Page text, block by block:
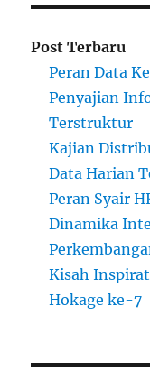
Post Terbaru
Peran Data
Penyajian
Terstruktur
Kajian
Data Harian
Peran Syair
Dinamika
Kisah
Hokage ke-7